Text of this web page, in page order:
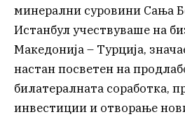
минерални суровини Сања
Истанбул учествуваше на
Македонија – Турција,
настан посветен на
билатералната соработка,
инвестиции и отворање